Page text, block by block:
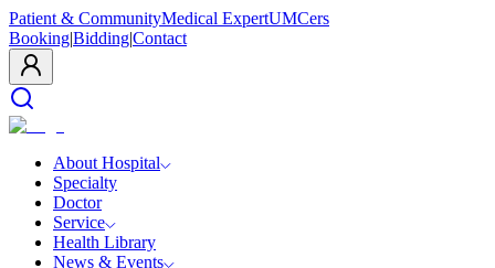
Patient & CommunityMedical ExpertUMCers
Booking|Bidding|Contact
About Hospital
Specialty
Doctor
Service
Health Library
News & Events